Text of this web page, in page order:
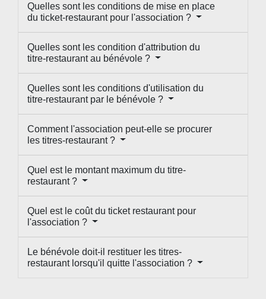
Quelles sont les conditions de mise en place
du ticket-restaurant pour l'association ?
Quelles sont les condition d'attribution du
titre-restaurant au bénévole ?
Quelles sont les conditions d'utilisation du
titre-restaurant par le bénévole ?
Comment l'association peut-elle se procurer
les titres-restaurant ?
Quel est le montant maximum du titre-
restaurant ?
Quel est le coût du ticket restaurant pour
l'association ?
Le bénévole doit-il restituer les titres-
restaurant lorsqu'il quitte l'association ?